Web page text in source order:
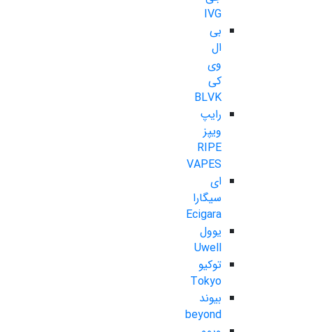
IVG
بی
ال
وی
کی
BLVK
رایپ
ویپز
RIPE
VAPES
ای
سیگارا
Ecigara
یوول
Uwell
توکیو
Tokyo
بیوند
beyond